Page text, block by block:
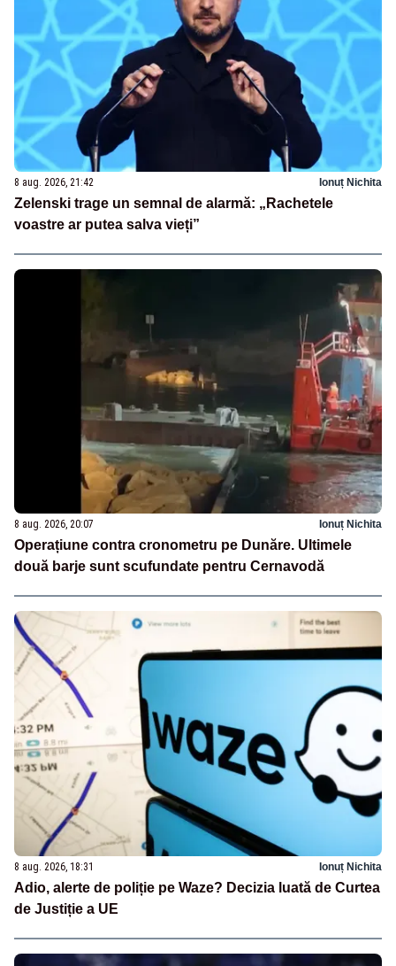
8 aug. 2026, 21:42 Ionuț Nichita
Zelenski trage un semnal de alarmă: „Rachetele
voastre ar putea salva vieți”
8 aug. 2026, 20:07 Ionuț Nichita
Operațiune contra cronometru pe Dunăre. Ultimele
două barje sunt scufundate pentru Cernavodă
8 aug. 2026, 18:31 Ionuț Nichita
Adio, alerte de poliție pe Waze? Decizia luată de Curtea
de Justiție a UE